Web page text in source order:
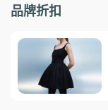
品牌折扣